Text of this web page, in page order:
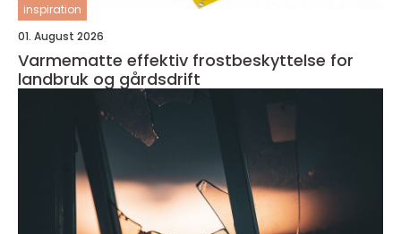
inspiration
01. August 2026
Varmematte effektiv frostbeskyttelse for
landbruk og gårdsdrift